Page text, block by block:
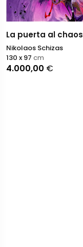
La puerta al chaos
Nikolaos Schizas
4.000,00 €
130 x 97 cm